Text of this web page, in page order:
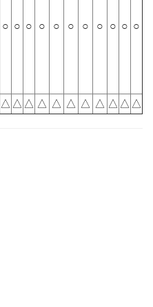
○ ○ ○ ○ ○ ○ ○ ○ ○ ○ ○
△ △ △ △ △ △ △ △ △ △ △